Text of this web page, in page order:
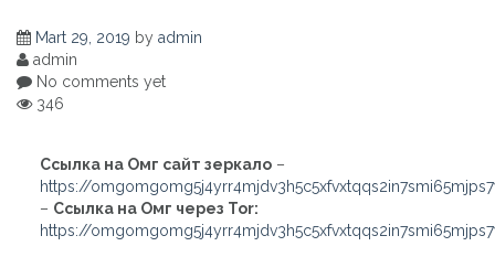
Mart 29, 2019 by admin
admin
No comments yet
346
Ссылка на Омг сайт зеркало –
https://
– Ссылка на Омг через Tor:
https://